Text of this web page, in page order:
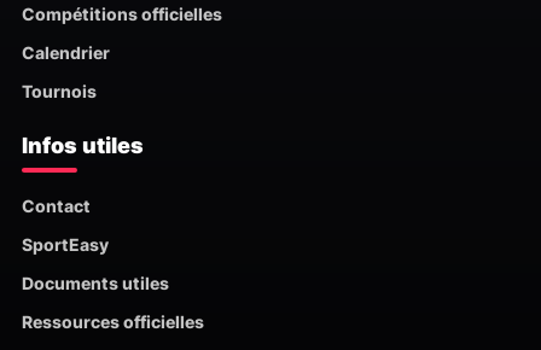
Compétitions officielles
Calendrier
Tournois
Infos utiles
Contact
SportEasy
Documents utiles
Ressources officielles